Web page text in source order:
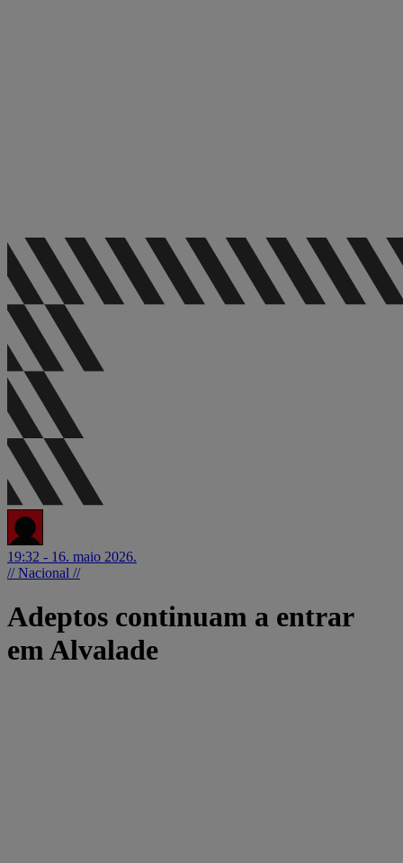
19:32 - 16. maio 2026.
// Nacional //
Adeptos continuam a entrar
em Alvalade